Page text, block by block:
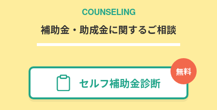
COUNSELING
補助金・助成金に関するご相談
無料
セルフ補助金診断